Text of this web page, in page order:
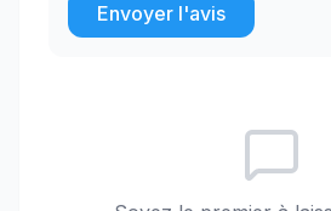
Envoyer l'avis